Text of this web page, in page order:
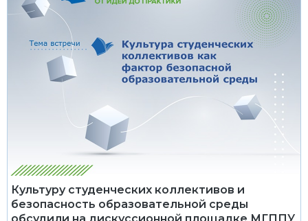
Культуру студенческих коллективов и
безопасность образовательной среды